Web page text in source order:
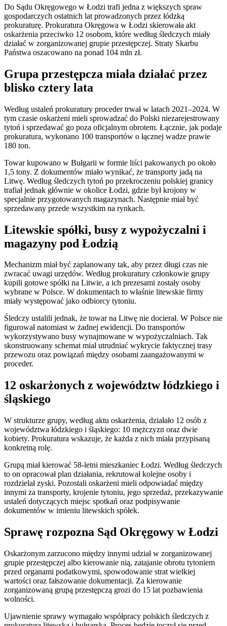
Do Sądu Okręgowego w Łodzi trafi jedna z większych spraw
gospodarczych ostatnich lat prowadzonych przez łódzką
prokuraturę. Prokuratura Okręgowa w Łodzi skierowała akt
oskarżenia przeciwko 12 osobom, które według śledczych miały
działać w zorganizowanej grupie przestępczej. Straty Skarbu
Państwa oszacowano na ponad 104 mln zł.
Grupa przestępcza miała działać przez
blisko cztery lata
Według ustaleń prokuratury proceder trwał w latach 2021–2024. W
tym czasie oskarżeni mieli sprowadzać do Polski niezarejestrowany
tytoń i sprzedawać go poza oficjalnym obrotem. Łącznie, jak podaje
prokuratura, wykonano 100 transportów o łącznej wadze prawie
180 ton.
Towar kupowano w Bułgarii w formie liści pakowanych po około
1,5 tony. Z dokumentów miało wynikać, że transporty jadą na
Litwę. Według śledczych tytoń po przekroczeniu polskiej granicy
trafiał jednak głównie w okolice Łodzi, gdzie był krojony w
specjalnie przygotowanych magazynach. Następnie miał być
sprzedawany przede wszystkim na rynkach.
Litewskie spółki, busy z wypożyczalni i
magazyny pod Łodzią
Mechanizm miał być zaplanowany tak, aby przez długi czas nie
zwracać uwagi urzędów. Według prokuratury członkowie grupy
kupili gotowe spółki na Litwie, a ich prezesami zostały osoby
wybrane w Polsce. W dokumentach to właśnie litewskie firmy
miały występować jako odbiorcy tytoniu.
Śledczy ustalili jednak, że towar na Litwę nie docierał. W Polsce nie
figurował natomiast w żadnej ewidencji. Do transportów
wykorzystywano busy wynajmowane w wypożyczalniach. Tak
skonstruowany schemat miał utrudniać wykrycie faktycznej trasy
przewozu oraz powiązań między osobami zaangażowanymi w
proceder.
12 oskarżonych z województw łódzkiego i
śląskiego
W strukturze grupy, według aktu oskarżenia, działało 12 osób z
województwa łódzkiego i śląskiego: 10 mężczyzn oraz dwie
kobiety. Prokuratura wskazuje, że każda z nich miała przypisaną
konkretną rolę.
Grupą miał kierować 58-letni mieszkaniec Łodzi. Według śledczych
to on opracował plan działania, rekrutował kolejne osoby i
rozdzielał zyski. Pozostali oskarżeni mieli odpowiadać między
innymi za transporty, krojenie tytoniu, jego sprzedaż, przekazywanie
ustaleń dotyczących miejsc spotkań oraz podpisywanie
dokumentów w imieniu litewskich spółek.
Sprawę rozpozna Sąd Okręgowy w Łodzi
Oskarżonym zarzucono między innymi udział w zorganizowanej
grupie przestępczej albo kierowanie nią, zatajanie obrotu tytoniem
przed organami podatkowymi, spowodowanie strat wielkiej
wartości oraz fałszowanie dokumentacji. Za kierowanie
zorganizowaną grupą przestępczą grozi do 15 lat pozbawienia
wolności.
Ujawnienie sprawy wymagało współpracy polskich śledczych z